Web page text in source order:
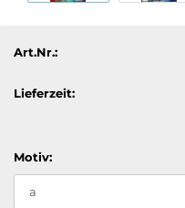
Art.Nr.:
Lieferzeit:
Motiv: